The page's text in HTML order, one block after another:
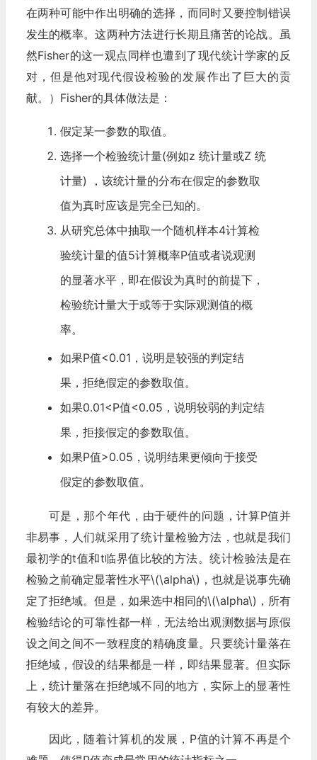
在两种可能中作出明确的选择，而同时又要控制错误
发生的概率。这两种方法进行长期且痛苦的论战。虽
然Fisher的这一观点同样也遭到了现代统计学家的反
对，但是他对现代假设检验的发展作出了巨大的贡
献。）Fisher的具体做法是：
假定某一参数的取值。
选择一个检验统计量(例如z 统计量或Z 统
计量) ，该统计量的分布在假定的参数取
值为真时应该是完全已知的。
从研究总体中抽取一个随机样本4计算检
验统计量的值5计算概率P值或者说观测
的显著水平，即在假设为真时的前提下，
检验统计量大于或等于实际观测值的概
率。
如果P值<0.01，说明是较强的判定结
果，拒绝假定的参数取值。
如果0.01<P值<0.05，说明较弱的判定结
果，拒接假定的参数取值。
如果P值>0.05，说明结果更倾向于接受
假定的参数取值。
可是，那个年代，由于硬件的问题，计算P值并
非易事，人们就采用了统计量检验方法，也就是我们
最初学的t值和t临界值比较的方法。统计检验法是在
检验之前确定显著性水平\(\alpha\)，也就是说事先确
定了拒绝域。但是，如果选中相同的\(\alpha\)，所有
检验结论的可靠性都一样，无法给出观测数据与原假
设之间之间不一致程度的精确度量。只要统计量落在
拒绝域，假设的结果都是一样，即结果显著。但实际
上，统计量落在拒绝域不同的地方，实际上的显著性
有较大的差异。
因此，随着计算机的发展，P值的计算不再是个